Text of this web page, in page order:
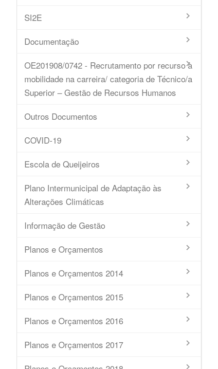
SI2E
Documentação
OE201908/0742 - Recrutamento por recurso à
mobilidade na carreira/ categoria de Técnico/a
Superior – Gestão de Recursos Humanos
Outros Documentos
COVID-19
Escola de Queijeiros
Plano Intermunicipal de Adaptação às
Alterações Climáticas
Informação de Gestão
Planos e Orçamentos
Planos e Orçamentos 2014
Planos e Orçamentos 2015
Planos e Orçamentos 2016
Planos e Orçamentos 2017